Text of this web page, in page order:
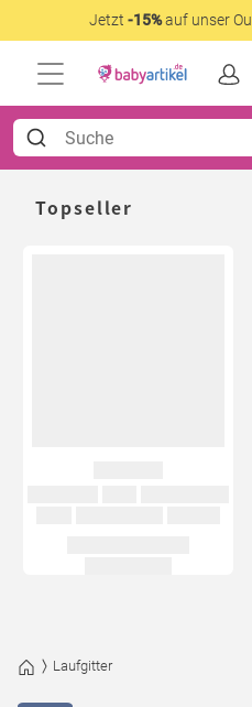
Jetzt -15%auf unser
Topseller
Laufgitter